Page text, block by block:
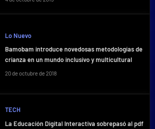
Lo Nuevo
Bamobam introduce novedosas metodologías de
crianza en un mundo inclusivo y multicultural
20 de octubre de 2018
TECH
La Educación Digital Interactiva sobrepasó al pdf